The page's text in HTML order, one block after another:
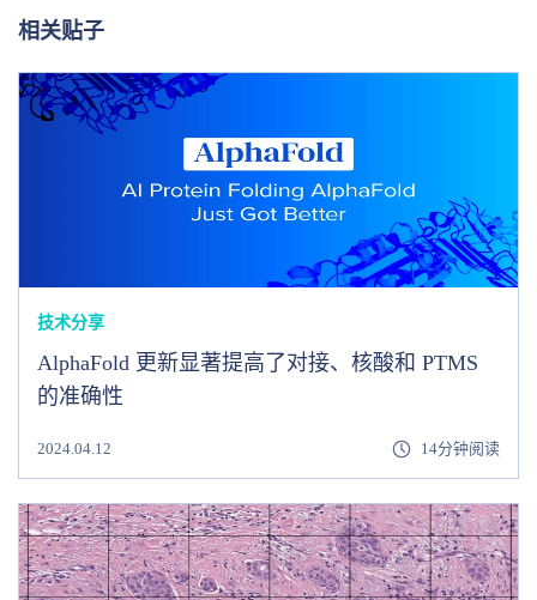
相关贴子
技术分享
AlphaFold 更新显著提高了对接、核酸和 PTMS
的准确性
2024.04.12 14分钟阅读